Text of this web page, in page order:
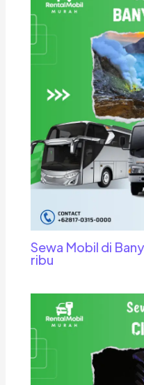
Sewa Mobil di
ribu